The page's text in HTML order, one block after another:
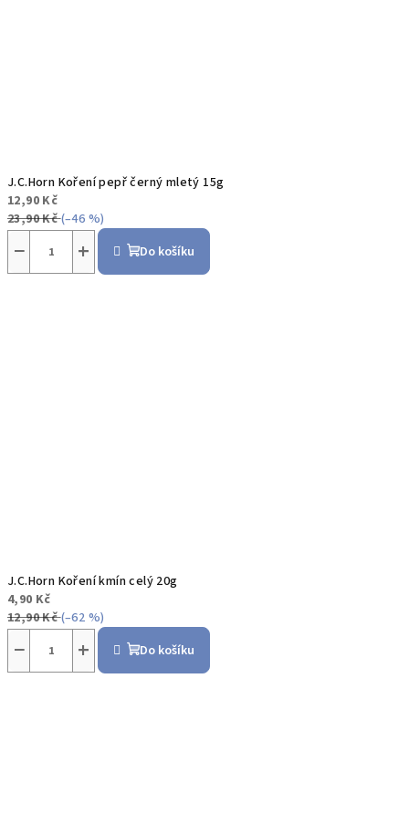
J.C.Horn Koření pepř černý mletý 15g
12,90 Kč
23,90 Kč(–46 %)
+
− Do košíku
J.C.Horn Koření kmín celý 20g
4,90 Kč
12,90 Kč(–62 %)
+
− Do košíku